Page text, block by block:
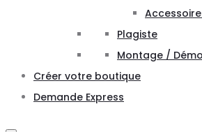
Plagiste
Montage /
Créer votre boutique
Demande Express